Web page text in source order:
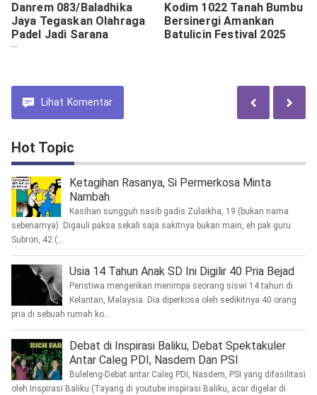
Danrem 083/Baladhika
Jaya Tegaskan Olahraga
Padel Jadi Sarana
Kemanunggalan TNI dan
Kodim 1022 Tanah Bumbu
Bersinergi Amankan
Batulicin Festival 2025
Lihat Komentar
Hot Topic
Ketagihan Rasanya, Si Permerkosa Minta
Nambah
Kasihan sungguh nasib gadis Zulaikha, 19 (bukan nama
sebenarnya). Digauli paksa sekali saja sakitnya bukan main, eh pak guru
Subron, 42 (...
Usia 14 Tahun Anak SD Ini Digilir 40 Pria Bejad
Peristiwa mengerikan menimpa seorang siswi 14 tahun di
Kelantan, Malaysia. Dia diperkosa oleh sedikitnya 40 orang
pria di sebuah rumah ko...
Debat di Inspirasi Baliku, Debat Spektakuler
Antar Caleg PDI, Nasdem Dan PSI
Buleleng-Debat antar Caleg PDI, Nasdem, PSI yang difasilitasi
oleh Inspirasi Baliku (Tayang di youtube inspirasi Baliku, acar digelar di